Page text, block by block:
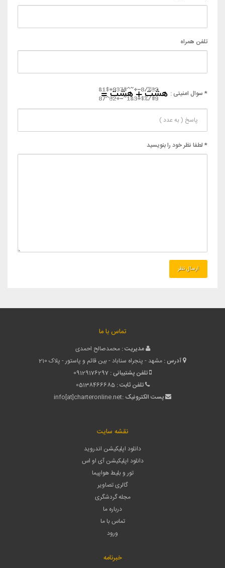
تلفن همراه
* سوال امنیتی :
* لطفا نظر خود را بنویسید
تماس با ما
مدیریت : محمدصالح احمدی
آدرس : مشهد - پنجراه سناباد - بین قائم و پاستور - پلاک 210
تلفن پشتیبانی : 09129176297
تلفن ثابت : 05138466685
پست الکترونیک :info[at]charteronline.net
نقشه سایت
دانلود اپلیکیشن اندروید
دانلود اپلیکیشن آی او اس
تور و بلیط هواپیما
گالری تصاویر
مجله گردشگری
درباره ما
تماس با ما
ورود
خبرنامه